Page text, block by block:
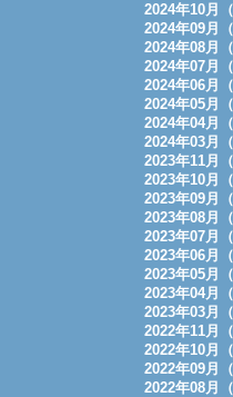
2024年10月（
2024年09月（
2024年08月（
2024年07月（
2024年06月（
2024年05月（
2024年04月（
2024年03月（
2023年11月（
2023年10月（
2023年09月（
2023年08月（
2023年07月（
2023年06月（
2023年05月（
2023年04月（
2023年03月（
2022年11月（
2022年10月（
2022年09月（
2022年08月（